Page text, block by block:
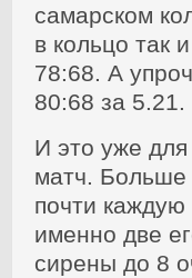
самарском
в кольцо так
78:68. А
80:68 за 5.21.
И это уже
матч. Больше
почти
именно две
сирены до 8